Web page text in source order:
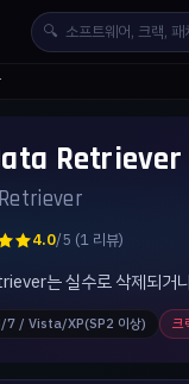
🔍
4.0/5 (1 리뷰)
는 실수로 삭제되거나
/ Vista/XP(SP2 이상) 크